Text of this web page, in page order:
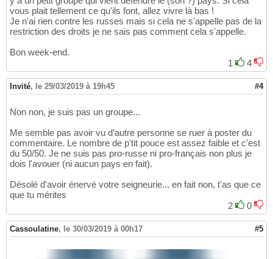
vous plait tellement ce qu'ils font, allez vivre là bas !
Je n'ai rien contre les russes mais si cela ne s'appelle pas de la
restriction des droits je ne sais pas comment cela s'appelle.
Bon week-end.
1
4
Invité, le 29/03/2019 à 19h45 #4
Non non, je suis pas un groupe...
Me semble pas avoir vu d'autre personne se ruer à poster du
commentaire. Le nombre de p'tit pouce est assez faible et c'est
du 50/50. Je ne suis pas pro-russe ni pro-français non plus je
dois l'avouer (ni aucun pays en fait).
Désolé d'avoir énervé votre seigneurie... en fait non, t'as que ce
que tu mérites
2
0
Cassoulatine, le 30/03/2019 à 00h17 #5